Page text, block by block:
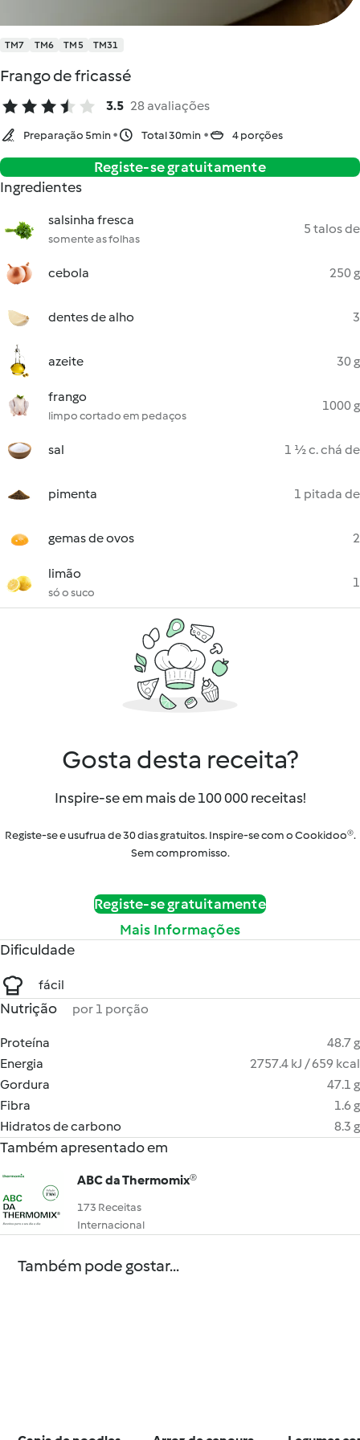
TM7 TM6 TM5 TM31
Frango de fricassé
3.5 28 avaliações
Preparação 5min Total 30min 4 porções
Registe-se gratuitamente
Ingredientes
salsinha fresca
somente as folhas
5 talos de
cebola 250 g
dentes de alho 3
azeite 30 g
frango
limpo cortado em pedaços
1000 g
sal 1 ½ c. chá de
pimenta 1 pitada de
gemas de ovos 2
limão
só o suco
1
Gosta desta receita?
Inspire-se em mais de 100 000 receitas!
Registe-se e usufrua de 30 dias gratuitos. Inspire-se com o Cookidoo®.
Sem compromisso.
Registe-se gratuitamente
Mais Informações
Dificuldade
fácil
Nutrição por 1 porção
Proteína
48.7 g
Energia
2757.4 kJ / 659 kcal
Gordura
47.1 g
Fibra
1.6 g
Hidratos de carbono
8.3 g
Também apresentado em
ABC da Thermomix®
173 Receitas
Internacional
Também pode gostar...